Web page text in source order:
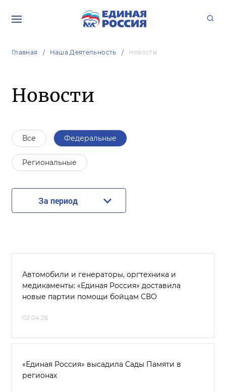
Главная Наша Деятельность Новости
Новости
Все Федеральные
Региональные
За период
Автомобили и генераторы, оргтехника и
медикаменты: «Единая Россия» доставила
новые партии помощи бойцам СВО
02.04.26
«Единая Россия» высадила Сады Памяти в
регионах